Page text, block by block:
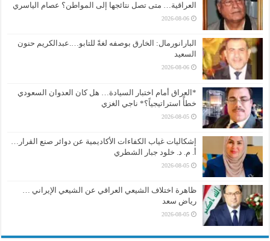
العراقية… متى تصل نتائجها إلى المواطن؟ عصام الياسري
2026-08-06
البارانورمال: الخارق بوصفه لغةً للتابو….عبدالكريم حنون
السعيد
2026-08-06
*العراق أمام اختبار السيادة… هل كان العدوان السعودي
خطأً استراتيجياً؟* ناجي الغزي
2026-08-05
إشكاليات غياب الكفاءات الأكاديمية عن دوائر صنع القرار…
أ. م. د. خلود جبار الشطري
2026-08-05
ظاهرة اختلاف الشيعي العراقي عن الشيعي الإيراني …
رياض سعد
2026-08-05